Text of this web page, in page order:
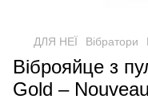
ДЛЯ НЕЇ Вібратори
Віброяйце з
Gold –